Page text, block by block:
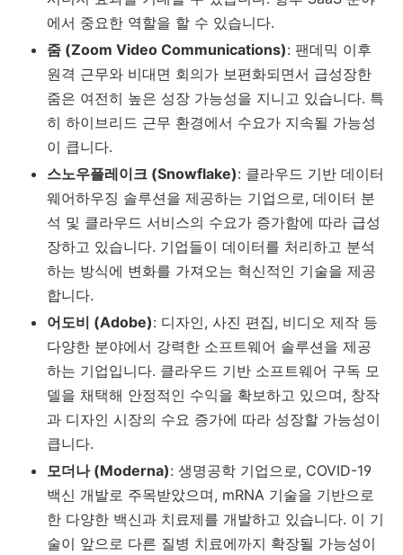
에서 중요한 역할을 할 수 있습니다.
줌 (Zoom Video Communications): 팬데믹 이후
원격 근무와 비대면 회의가 보편화되면서 급성장한
줌은 여전히 높은 성장 가능성을 지니고 있습니다. 특
히 하이브리드 근무 환경에서 수요가 지속될 가능성
이 큽니다.
스노우플레이크 (Snowflake): 클라우드 기반 데이터
웨어하우징 솔루션을 제공하는 기업으로, 데이터 분
석 및 클라우드 서비스의 수요가 증가함에 따라 급성
장하고 있습니다. 기업들이 데이터를 처리하고 분석
하는 방식에 변화를 가져오는 혁신적인 기술을 제공
합니다.
어도비 (Adobe): 디자인, 사진 편집, 비디오 제작 등
다양한 분야에서 강력한 소프트웨어 솔루션을 제공
하는 기업입니다. 클라우드 기반 소프트웨어 구독 모
델을 채택해 안정적인 수익을 확보하고 있으며, 창작
과 디자인 시장의 수요 증가에 따라 성장할 가능성이
큽니다.
모더나 (Moderna): 생명공학 기업으로, COVID-19
백신 개발로 주목받았으며, mRNA 기술을 기반으로
한 다양한 백신과 치료제를 개발하고 있습니다. 이 기
술이 앞으로 다른 질병 치료에까지 확장될 가능성이